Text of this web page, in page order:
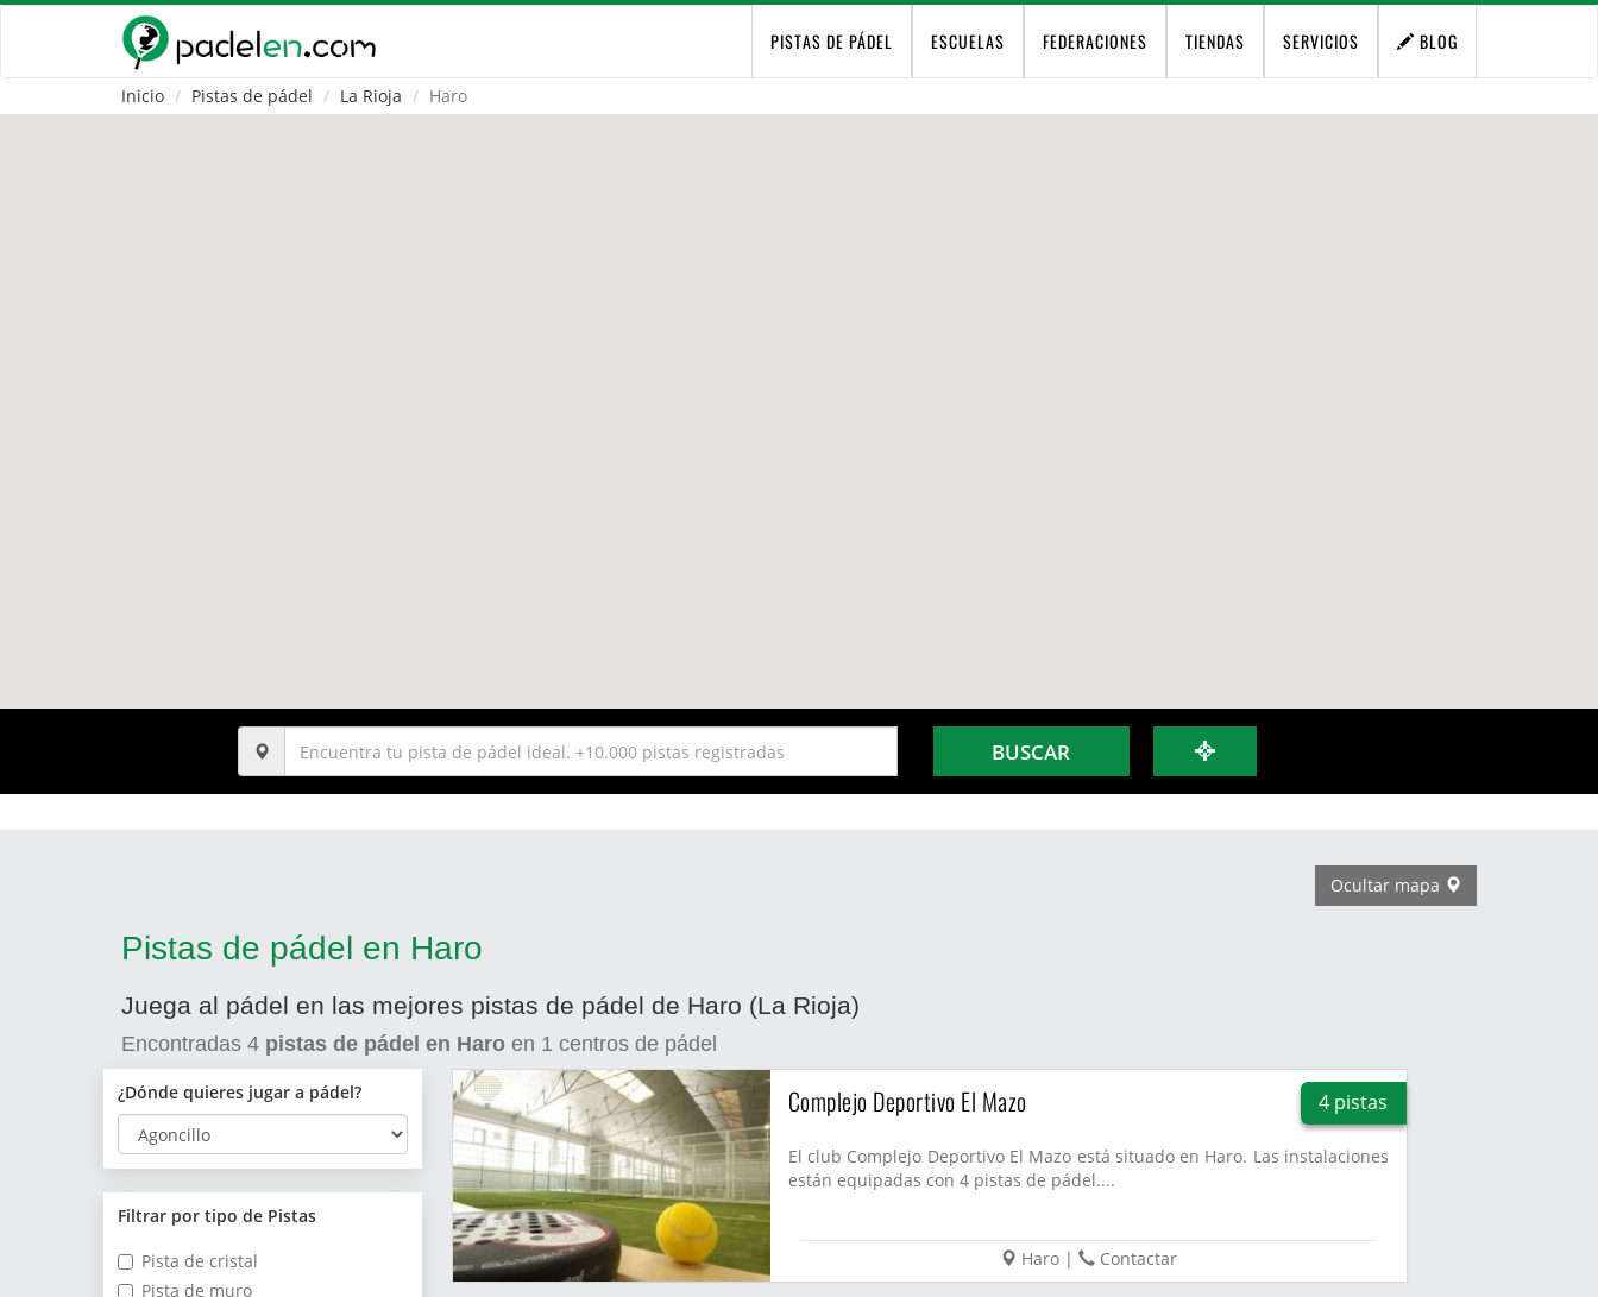
PISTAS DE PÁDEL ESCUELAS FEDERACIONES TIENDAS SERVICIOS BLOG
Inicio Pistas de pádel La Rioja Haro
BUSCAR
Ocultar mapa
Pistas de pádel en Haro
Juega al pádel en las mejores pistas de pádel de Haro (La Rioja)
Encontradas 4 pistas de pádel en Haro en 1 centros de pádel
¿Dónde quieres jugar a pádel?
Filtrar por tipo de Pistas
Pista de cristal
Pista de muro
Complejo Deportivo El Mazo 4 pistas
El club Complejo Deportivo El Mazo está situado en Haro. Las instalaciones
están equipadas con 4 pistas de pádel....
Haro| Contactar